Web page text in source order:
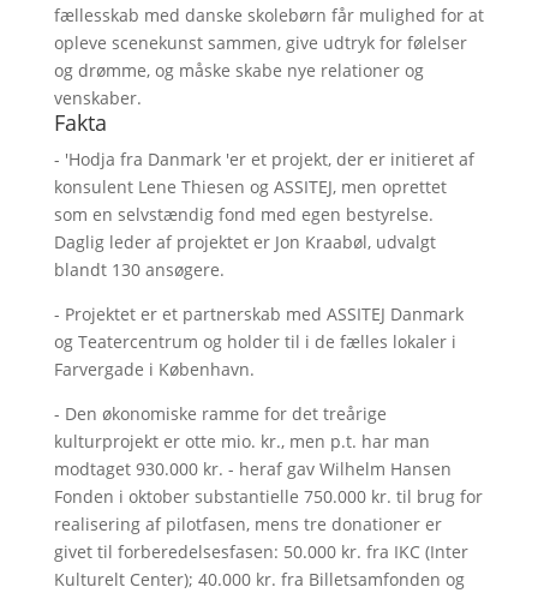
fællesskab med danske skolebørn får mulighed for at
opleve scenekunst sammen, give udtryk for følelser
og drømme, og måske skabe nye relationer og
venskaber.
Fakta
- 'Hodja fra Danmark 'er et projekt, der er initieret af
konsulent Lene Thiesen og ASSITEJ, men oprettet
som en selvstændig fond med egen bestyrelse.
Daglig leder af projektet er Jon Kraabøl, udvalgt
blandt 130 ansøgere.
- Projektet er et partnerskab med ASSITEJ Danmark
og Teatercentrum og holder til i de fælles lokaler i
Farvergade i København.
- Den økonomiske ramme for det treårige
kulturprojekt er otte mio. kr., men p.t. har man
modtaget 930.000 kr. - heraf gav Wilhelm Hansen
Fonden i oktober substantielle 750.000 kr. til brug for
realisering af pilotfasen, mens tre donationer er
givet til forberedelsesfasen: 50.000 kr. fra IKC (Inter
Kulturelt Center); 40.000 kr. fra Billetsamfonden og